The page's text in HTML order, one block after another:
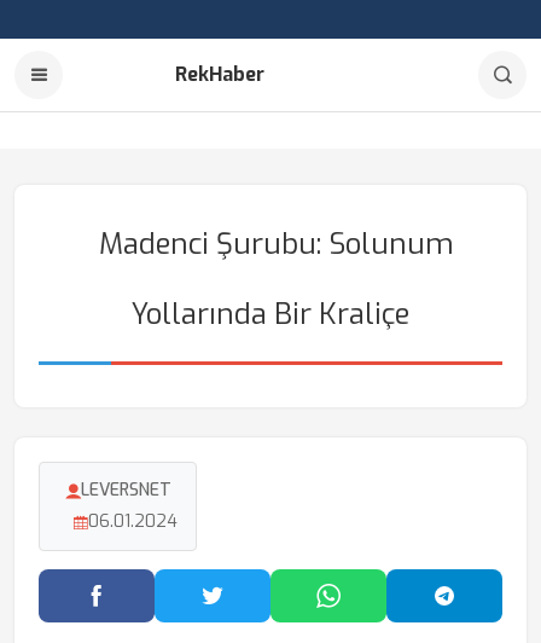
RekHaber
Madenci Şurubu: Solunum
Yollarında Bir Kraliçe
LEVERSNET
06.01.2024
Facebook'ta PaylaşTwitter'da PaylaşWhatsApp'ta Paylaş